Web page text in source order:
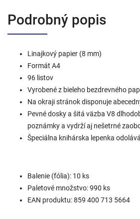
Podrobný popis
Linajkový papier (8 mm)
Formát A4
96 listov
Vyrobené z bieleho bezdrevného
Na okraji stránok disponuje
Pevné dosky a šitá väzba V8
poznámky a vydrží aj nešetrné
Špeciálna knihárska lepenka
Balenie (fólia): 10 ks
Paletové množstvo: 990 ks
EAN produktu: 859 400 713 5664